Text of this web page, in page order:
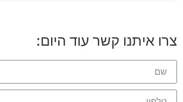
צרו איתנו קשר עוד היום: